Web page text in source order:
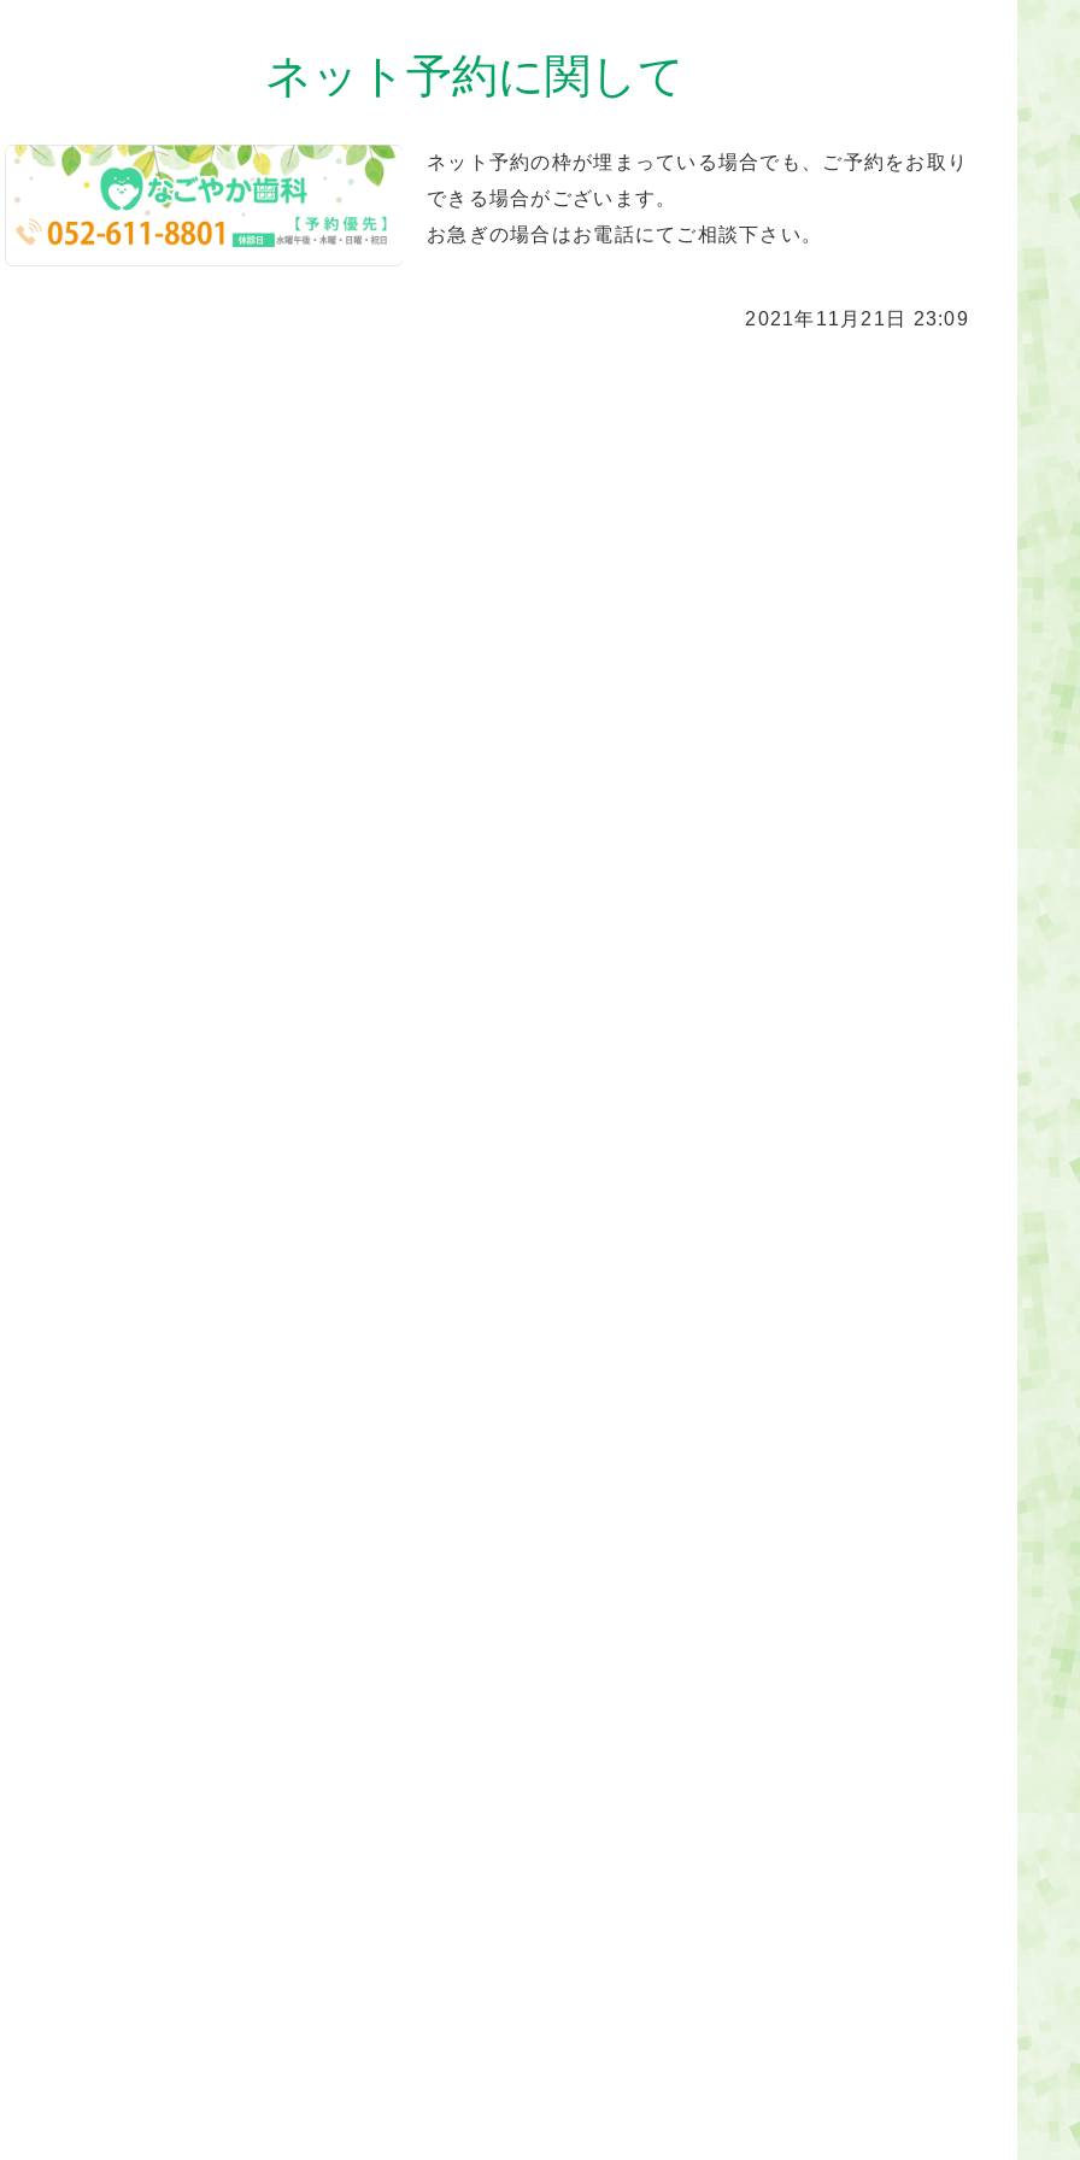
ネット予約に関して
ネット予約の枠が埋まっている場合でも、ご予約をお取り
できる場合がございます。
お急ぎの場合はお電話にてご相談下さい。
2021年11月21日 23:09